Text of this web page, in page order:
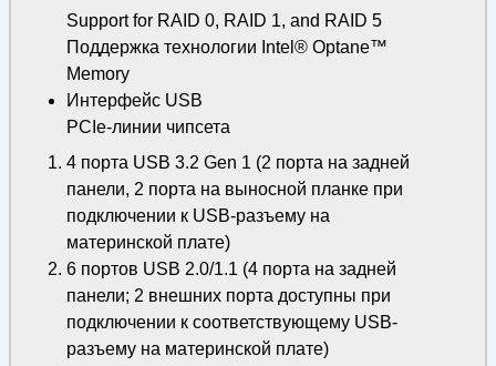
Support for RAID 0, RAID 1, and RAID 5
Поддержка технологии Intel® Optane™
Memory
Интерфейс USB
PCIe-линии чипсета
4 порта USB 3.2 Gen 1 (2 порта на задней
панели, 2 порта на выносной планке при
подключении к USB-разъему на
материнской плате)
6 портов USB 2.0/1.1 (4 порта на задней
панели; 2 внешних порта доступны при
подключении к соответствующему USB-
разъему на материнской плате)